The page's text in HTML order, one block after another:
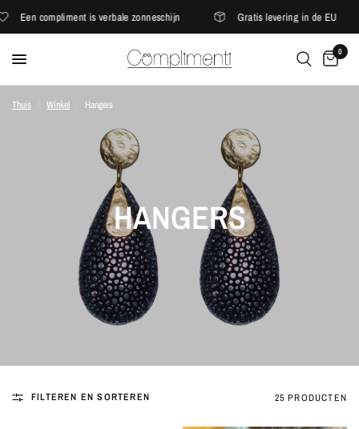
Een compliment is verbale zonneschijn Gratis levering in de EU
0
Thuis Winkel Hangers
HANGERS
FILTEREN EN SORTEREN 25 PRODUCTEN